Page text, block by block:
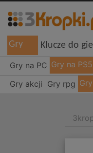
Gry Klucze do
Gry na PC Gry na PS5
Gry akcji Gry rpg